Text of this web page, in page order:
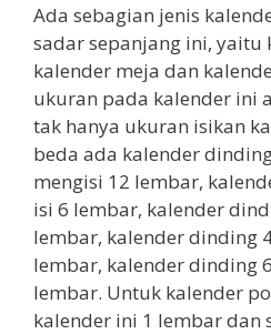
Ada sebagian jenis
sadar sepanjang ini, yaitu
kalender meja dan
ukuran pada kalender ini
tak hanya ukuran isikan
beda ada kalender
mengisi 12 lembar,
isi 6 lembar, kalender
lembar, kalender dinding
lembar, kalender dinding
lembar. Untuk kalender
kalender ini 1 lembar dan